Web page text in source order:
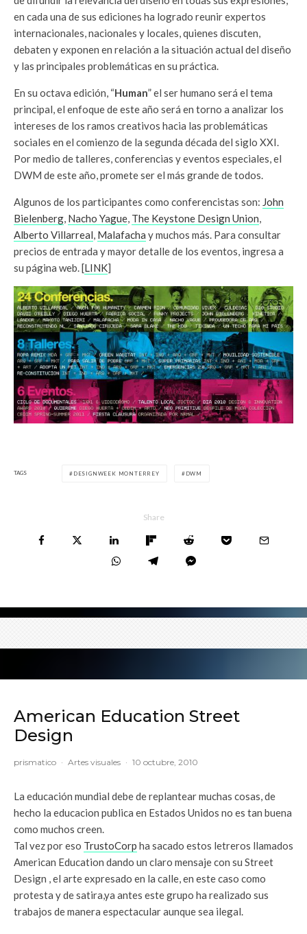
en cada una de sus ediciones ha logrado reunir expertos
internacionales, nacionales y locales, quienes discuten,
debaten y exponen en relación a la situación actual del diseño
y las principales problemáticas en su práctica.
En su octava edición, “Human” el ser humano será el tema
principal, el enfoque de este año será en torno a analizar los
intereses de los ramos creativos hacia las problemáticas
sociales en el comienzo de la segunda década del siglo XXI.
Por medio de talleres, conferencias y eventos especiales, el
DWM de este año, promete ser el más grande de todos.
Algunos de los participantes como conferencistas son: John
Bielenberg, Nacho Yague, The Keystone Design Union,
Alberto Villarreal, Malafacha y muchos más. Para consultar
precios de entrada y mayor detalle de los eventos, ingresa a
su página web. [LINK]
TAGS DESIGNWEEK MONTERREY DWM
Share
American Education Street
Design
prismatico · Artes visuales · 10 octubre, 2010
La educación mundial debe de replantear muchas cosas, de
hecho la educacion publica en Estados Unidos no es tan buena
como muchos creen.
Tal vez por eso TrustoCorp ha sacado estos letreros llamados
American Education dando un claro mensaje con su Street
Design , el arte expresado en la calle, en este caso como
protesta y de satira,ya antes este grupo ha realizado sus
trabajos de manera espectacular aunque sea ilegal.